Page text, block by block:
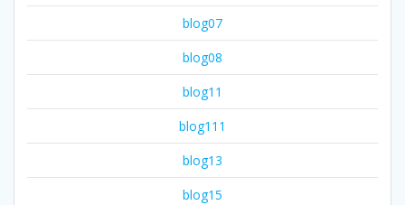
blog07
blog08
blog11
blog111
blog13
blog15